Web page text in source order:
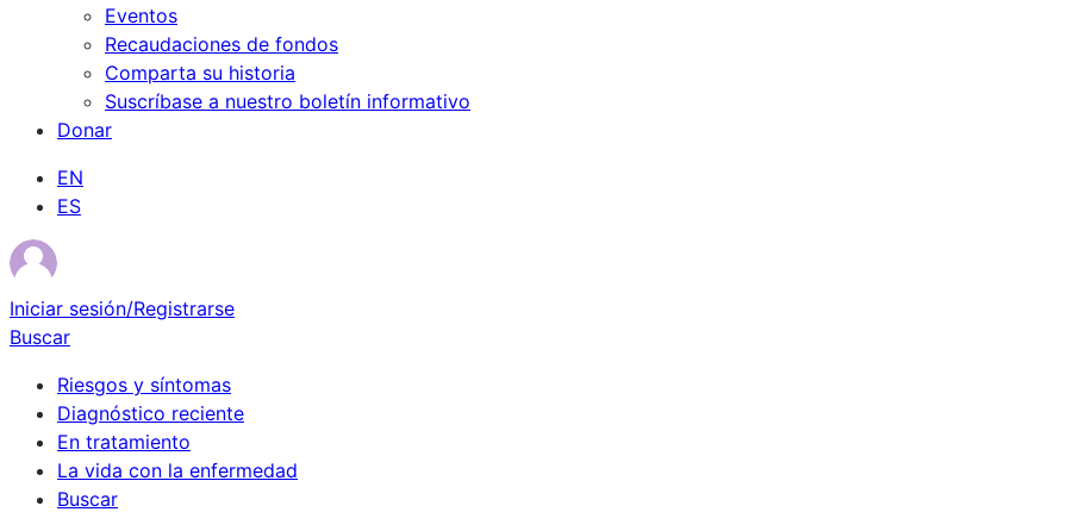
Eventos
Recaudaciones de fondos
Comparta su historia
Suscríbase a nuestro boletín informativo
Donar
EN
ES
Iniciar sesión/Registrarse
Buscar
Riesgos y síntomas
Diagnóstico reciente
En tratamiento
La vida con la enfermedad
Buscar